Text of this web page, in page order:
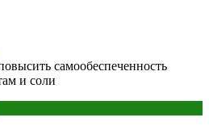
самообеспеченность
и соли